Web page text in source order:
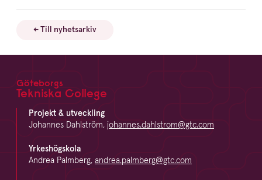
← Till nyhetsarkiv
Footer
Göteborgs
Tekniska College
Projekt & utveckling
Johannes Dahlström, johannes.dahlstrom@gtc.com
Yrkeshögskola
Andrea Palmberg, andrea.palmberg@gtc.com